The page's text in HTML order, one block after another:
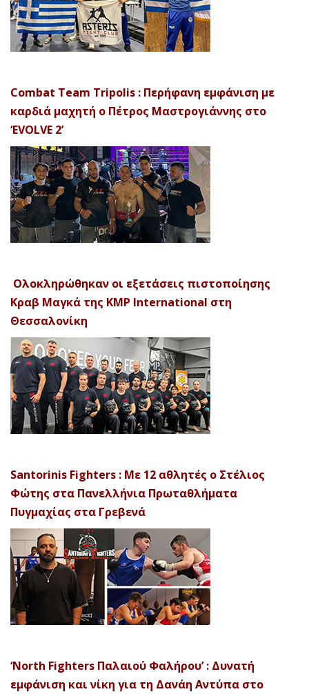
Combat Team Tripolis : Περήφανη εμφάνιση με
καρδιά μαχητή ο Πέτρος Μαστρογιάννης στο
‘EVOLVE 2’
Ολοκληρώθηκαν οι εξετάσεις πιστοποίησης
Κραβ Μαγκά της KMP International στη
Θεσσαλονίκη
Santorinis Fighters : Με 12 αθλητές ο Στέλιος
Φώτης στα Πανελλήνια Πρωταθλήματα
Πυγμαχίας στα Γρεβενά
‘North Fighters Παλαιού Φαλήρου’ : Δυνατή
εμφάνιση και νίκη για τη Δανάη Αντύπα στο